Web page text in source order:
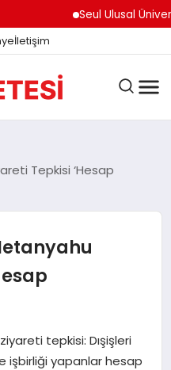
Seul Ulusal
İletişim
Tepkisi ‘Hesap
tepkisi: Dışişleri
işbirliği yapanlar hesap